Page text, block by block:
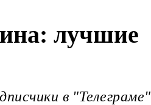
лучшие
в "Телеграме"